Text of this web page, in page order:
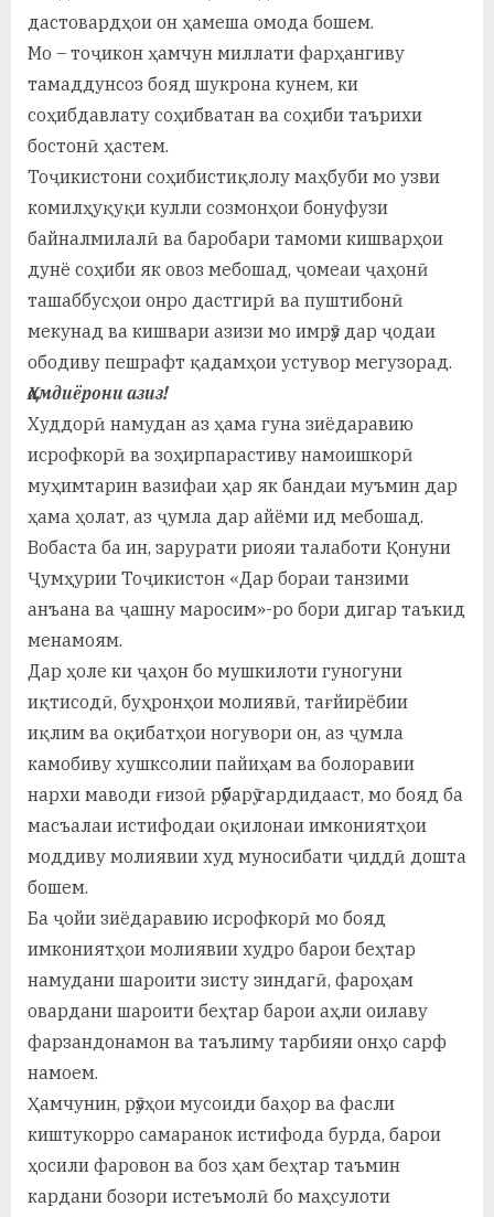
дастовардҳои он ҳамеша омода бошем.
Мо – тоҷикон ҳамчун миллати фарҳангиву
тамаддунсоз бояд шукрона кунем, ки
соҳибдавлату соҳибватан ва соҳиби таърихи
бостонӣ ҳастем.
Тоҷикистони соҳибистиқлолу маҳбуби мо узви
комилҳуқуқи кулли созмонҳои бонуфузи
байналмилалӣ ва баробари тамоми кишварҳои
дунё соҳиби як овоз мебошад, ҷомеаи ҷаҳонӣ
ташаббусҳои онро дастгирӣ ва пуштибонӣ
мекунад ва кишвари азизи мо имрӯз дар ҷодаи
ободиву пешрафт қадамҳои устувор мегузорад.
Ҳамдиёрони азиз!
Худдорӣ намудан аз ҳама гуна зиёдаравию
исрофкорӣ ва зоҳирпарастиву намоишкорӣ
муҳимтарин вазифаи ҳар як бандаи муъмин дар
ҳама ҳолат, аз ҷумла дар айёми ид мебошад.
Вобаста ба ин, зарурати риояи талаботи Қонуни
Ҷумҳурии Тоҷикистон «Дар бораи танзими
анъана ва ҷашну маросим»-ро бори дигар таъкид
менамоям.
Дар ҳоле ки ҷаҳон бо мушкилоти гуногуни
иқтисодӣ, буҳронҳои молиявӣ, тағйирёбии
иқлим ва оқибатҳои ногувори он, аз ҷумла
камобиву хушксолии пайиҳам ва болоравии
нархи маводи ғизоӣ рӯбарӯ гардидааст, мо бояд ба
масъалаи истифодаи оқилонаи имкониятҳои
моддиву молиявии худ муносибати ҷиддӣ дошта
бошем.
Ба ҷойи зиёдаравию исрофкорӣ мо бояд
имкониятҳои молиявии худро барои беҳтар
намудани шароити зисту зиндагӣ, фароҳам
овардани шароити беҳтар барои аҳли оилаву
фарзандонамон ва таълиму тарбияи онҳо сарф
намоем.
Ҳамчунин, рӯзҳои мусоиди баҳор ва фасли
киштукорро самаранок истифода бурда, барои
ҳосили фаровон ва боз ҳам беҳтар таъмин
кардани бозори истеъмолӣ бо маҳсулоти